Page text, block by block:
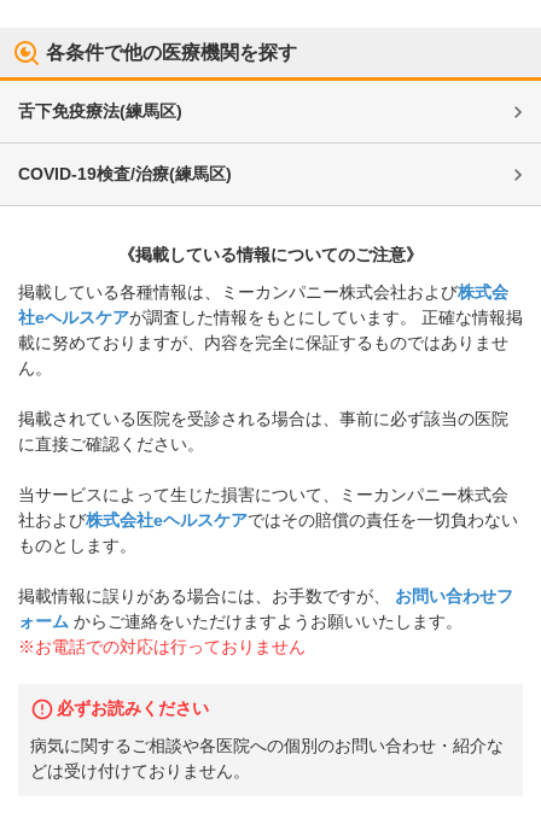
各条件で他の医療機関を探す
舌下免疫療法(練馬区)
COVID-19検査/治療(練馬区)
《掲載している情報についてのご注意》
掲載している各種情報は、ミーカンパニー株式会社および株式会
社eヘルスケアが調査した情報をもとにしています。 正確な情報掲
載に努めておりますが、内容を完全に保証するものではありませ
ん。
掲載されている医院を受診される場合は、事前に必ず該当の医院
に直接ご確認ください。
当サービスによって生じた損害について、ミーカンパニー株式会
社および株式会社eヘルスケアではその賠償の責任を一切負わない
ものとします。
掲載情報に誤りがある場合には、お手数ですが、
お問い合わせフ
ォーム からご連絡をいただけますようお願いいたします。
※お電話での対応は行っておりません
必ずお読みください
病気に関するご相談や各医院への個別のお問い合わせ・紹介な
どは受け付けておりません。